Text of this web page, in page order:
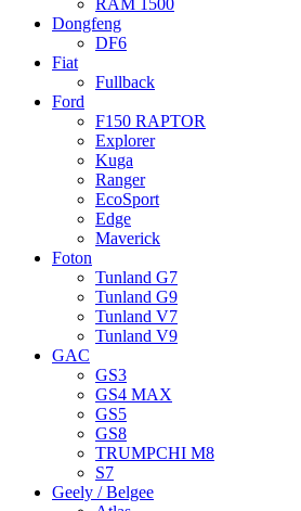
Dongfeng
DF6
Fiat
Fullback
Ford
F150 RAPTOR
Explorer
Kuga
Ranger
EcoSport
Edge
Maverick
Foton
Tunland G7
Tunland G9
Tunland V7
Tunland V9
GAC
GS3
GS4 MAX
GS5
GS8
TRUMPCHI M8
S7
Geely / Belgee